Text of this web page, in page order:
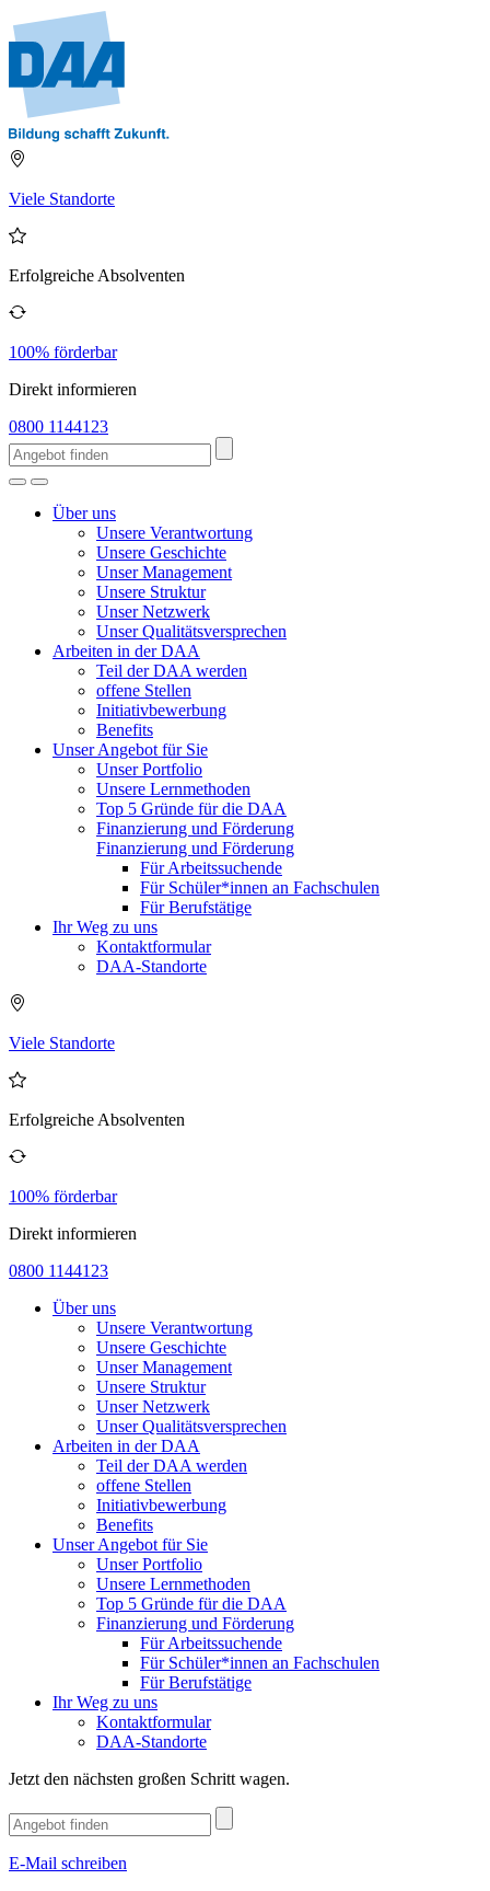
Viele Standorte
Erfolgreiche Absolventen
100% förderbar
Direkt informieren
0800 1144123
Über uns
Unsere Verantwortung
Unsere Geschichte
Unser Management
Unsere Struktur
Unser Netzwerk
Unser Qualitätsversprechen
Arbeiten in der DAA
Teil der DAA werden
offene Stellen
Initiativbewerbung
Benefits
Unser Angebot für Sie
Unser Portfolio
Unsere Lernmethoden
Top 5 Gründe für die DAA
Finanzierung und Förderung
Finanzierung und Förderung
Für Arbeitssuchende
Für Schüler*innen an Fachschulen
Für Berufstätige
Ihr Weg zu uns
Kontaktformular
DAA-Standorte
Viele Standorte
Erfolgreiche Absolventen
100% förderbar
Direkt informieren
0800 1144123
Über uns
Unsere Verantwortung
Unsere Geschichte
Unser Management
Unsere Struktur
Unser Netzwerk
Unser Qualitätsversprechen
Arbeiten in der DAA
Teil der DAA werden
offene Stellen
Initiativbewerbung
Benefits
Unser Angebot für Sie
Unser Portfolio
Unsere Lernmethoden
Top 5 Gründe für die DAA
Finanzierung und Förderung
Für Arbeitssuchende
Für Schüler*innen an Fachschulen
Für Berufstätige
Ihr Weg zu uns
Kontaktformular
DAA-Standorte
Jetzt den nächsten großen Schritt wagen.
E-Mail schreiben